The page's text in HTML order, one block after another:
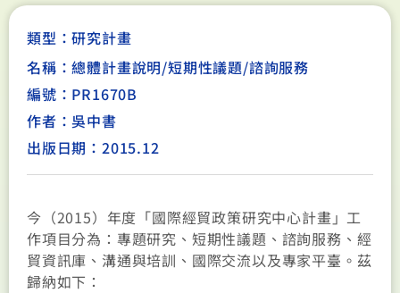
類型：研究計畫
名稱：總體計畫說明/短期性議題/諮詢服務
編號：PR1670B
作者：吳中書
出版日期：2015.12
今（2015）年度「國際經貿政策研究中心計畫」工
作項目分為：專題研究、短期性議題、諮詢服務、經
貿資訊庫、溝通與培訓、國際交流以及專家平臺。茲
歸納如下：